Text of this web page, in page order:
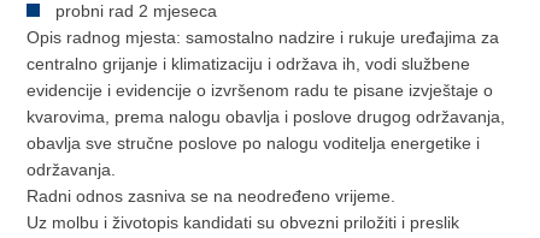
probni rad 2 mjeseca
Opis radnog mjesta: samostalno nadzire i rukuje uređajima za
centralno grijanje i klimatizaciju i održava ih, vodi službene
evidencije i evidencije o izvršenom radu te pisane izvještaje o
kvarovima, prema nalogu obavlja i poslove drugog održavanja,
obavlja sve stručne poslove po nalogu voditelja energetike i
održavanja.
Radni odnos zasniva se na neodređeno vrijeme.
Uz molbu i životopis kandidati su obvezni priložiti i preslik